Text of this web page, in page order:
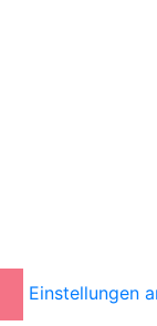
Einstellungen